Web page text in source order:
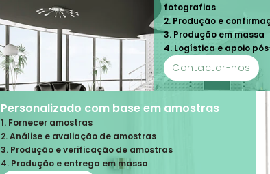
fotografias
2. Produção e
3. Produção em massa
4. Logística e apoio
Contactar-nos
Personalizado com base em amostras
1. Fornecer amostras
2. Análise e avaliação de amostras
3. Produção e verificação de amostras
4. Produção e entrega em massa